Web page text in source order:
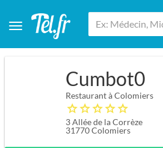
Cumbot0
Restaurant à Colomiers
3 Allée de la Corrèze
31770Colomiers